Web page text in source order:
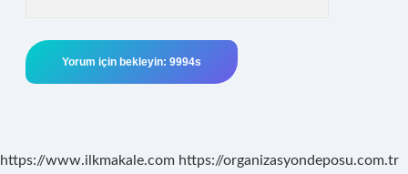
https://www.ilkmakale.com https://organizasyondeposu.com.tr